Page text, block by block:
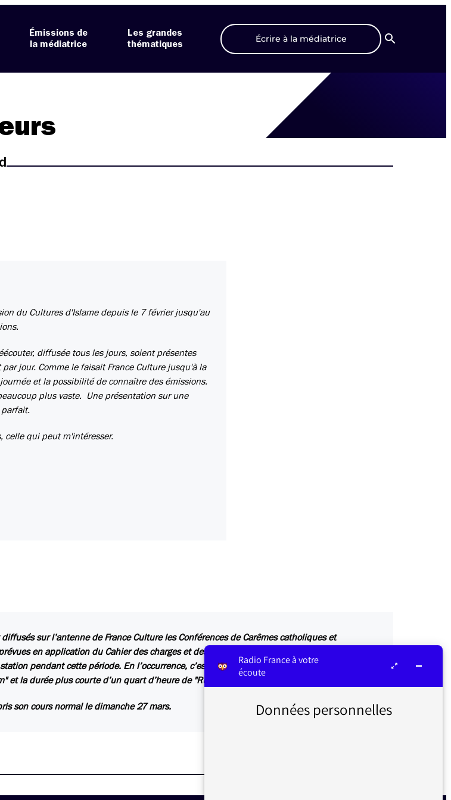
Émissions de
la médiatrice
Les grandes
thématiques
Écrire à la médiatrice
Recherche
du Cultures d'Islame depuis le 7 février jusqu'au
diffusée tous les jours, soient présentes
jour. Comme le faisait France Culture jusqu'à la
et la possibilité de connaître des émissions.
plus vaste. Une présentation sur une
celle qui peut m'intéresser.
sur l’antenne de France Culture les Conférences de Carêmes catholiques et
en application du Cahier des charges et des missions, se font en direct et modifient la
pendant cette période. En l’occurrence, c’est ce qui explique la disparition tout à fait
et la durée plus courte d’un quart d’heure de "Rue des écoles".
son cours normal le dimanche 27 mars.
Radio France à votre
écoute
Données personnelles